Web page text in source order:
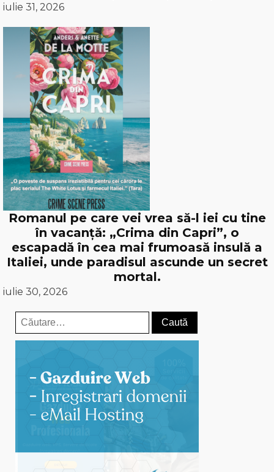
iulie 31, 2026
Romanul pe care vei vrea să-l iei cu tine
în vacanță: „Crima din Capri”, o
escapadă în cea mai frumoasă insulă a
Italiei, unde paradisul ascunde un secret
mortal.
iulie 30, 2026
Caută
după: